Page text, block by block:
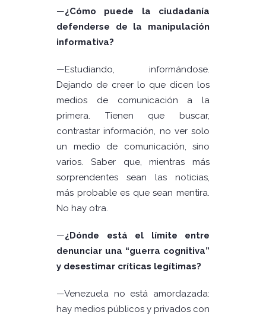
—¿Cómo puede la ciudadanía
defenderse de la manipulación
informativa?
—Estudiando, informándose.
Dejando de creer lo que dicen los
medios de comunicación a la
primera. Tienen que buscar,
contrastar información, no ver solo
un medio de comunicación, sino
varios. Saber que, mientras más
sorprendentes sean las noticias,
más probable es que sean mentira.
No hay otra.
—¿Dónde está el límite entre
denunciar una “guerra cognitiva”
y desestimar críticas legítimas?
—Venezuela no está amordazada:
hay medios públicos y privados con